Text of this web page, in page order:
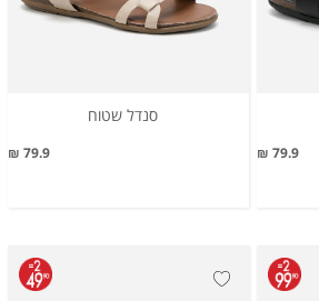
79.9 ₪
סנדל שטוח
79.9 ₪